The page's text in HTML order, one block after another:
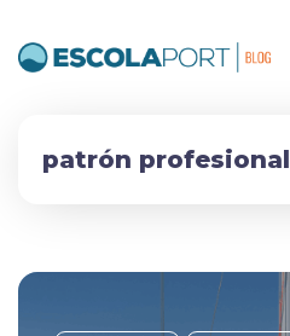
patrón profesional